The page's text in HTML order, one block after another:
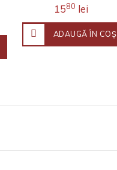
1580 lei
ADAUGĂ ÎN COŞ